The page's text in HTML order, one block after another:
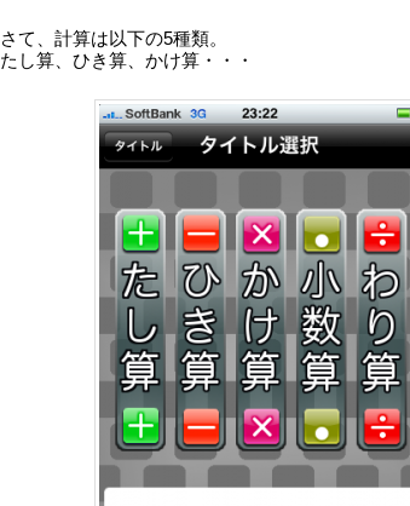
さて、計算は以下の5種類。
たし算、ひき算、かけ算・・・